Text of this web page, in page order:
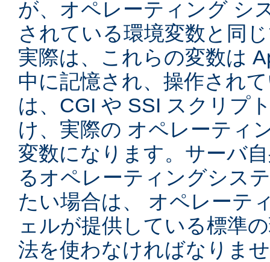
が、オペレーティング シ
されている環境変数と同
実際は、これらの変数は
中に記憶され、操作され
は、CGI や SSI スクリプ
け、実際の オペレーティ
変数になります。サーバ
るオペレーティングシス
たい場合は、 オペレーテ
ェルが提供している標準
法を使わなければなりま